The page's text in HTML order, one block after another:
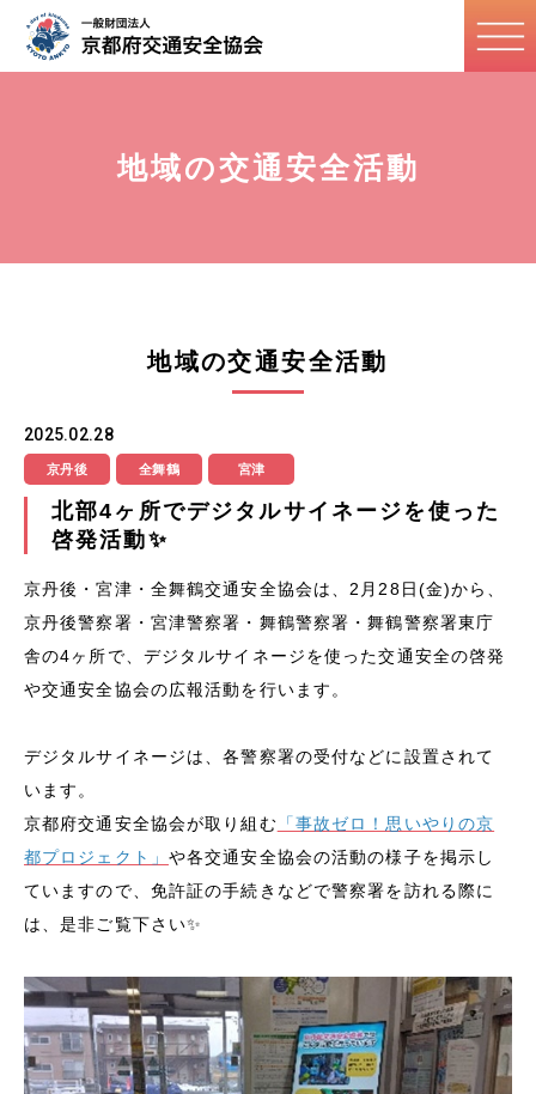
地域の交通安全活動
地域の交通安全活動
2025.02.28
京丹後 全舞鶴 宮津
北部4ヶ所でデジタルサイネージを使った
啓発活動✨
京丹後・宮津・全舞鶴交通安全協会は、2月28日(金)から、
京丹後警察署・宮津警察署・舞鶴警察署・舞鶴警察署東庁
舎の4ヶ所で、デジタルサイネージを使った交通安全の啓発
や交通安全協会の広報活動を行います。
デジタルサイネージは、各警察署の受付などに設置されて
います。
京都府交通安全協会が取り組む 「事故ゼロ！思いやりの京
都プロジェクト」 や各交通安全協会の活動の様子を掲示し
ていますので、免許証の手続きなどで警察署を訪れる際に
は、是非ご覧下さい✨